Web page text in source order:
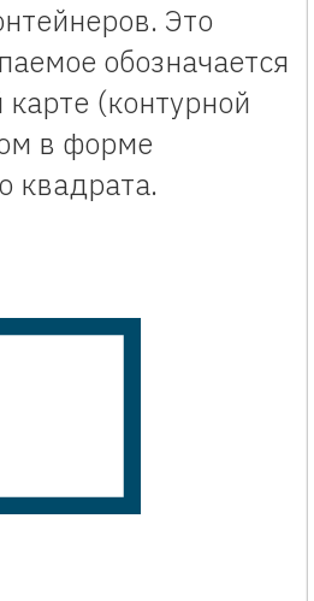
Это
обозначается
(контурной
в форме
квадрата.